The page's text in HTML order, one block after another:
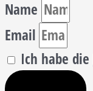
Name
Email
Ich habe die